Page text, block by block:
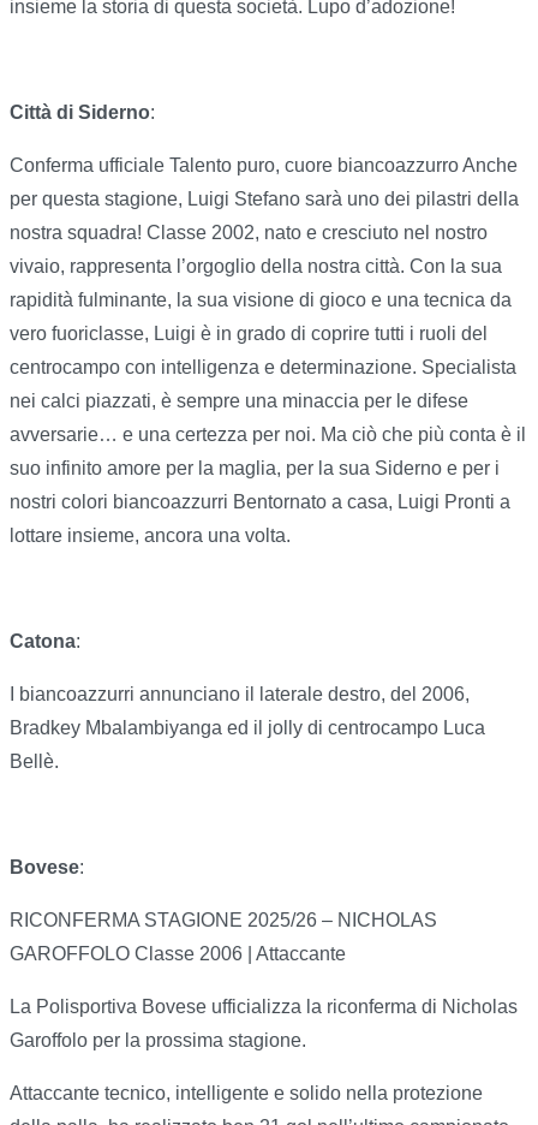
insieme la storia di questa società. Lupo d’adozione!
Città di Siderno:
Conferma ufficiale Talento puro, cuore biancoazzurro Anche
per questa stagione, Luigi Stefano sarà uno dei pilastri della
nostra squadra! Classe 2002, nato e cresciuto nel nostro
vivaio, rappresenta l’orgoglio della nostra città. Con la sua
rapidità fulminante, la sua visione di gioco e una tecnica da
vero fuoriclasse, Luigi è in grado di coprire tutti i ruoli del
centrocampo con intelligenza e determinazione. Specialista
nei calci piazzati, è sempre una minaccia per le difese
avversarie… e una certezza per noi. Ma ciò che più conta è il
suo infinito amore per la maglia, per la sua Siderno e per i
nostri colori biancoazzurri Bentornato a casa, Luigi Pronti a
lottare insieme, ancora una volta.
Catona:
I biancoazzurri annunciano il laterale destro, del 2006,
Bradkey Mbalambiyanga ed il jolly di centrocampo Luca
Bellè.
Bovese:
RICONFERMA STAGIONE 2025/26 – NICHOLAS
GAROFFOLO Classe 2006 | Attaccante
La Polisportiva Bovese ufficializza la riconferma di Nicholas
Garoffolo per la prossima stagione.
Attaccante tecnico, intelligente e solido nella protezione